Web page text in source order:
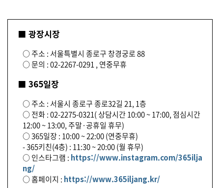
■ 광장시장
○ 주소 : 서울특별시 종로구 창경궁로 88
○ 문의 : 02-2267-0291 , 연중무휴
■ 365일장
○ 주소 : 서울시 종로구 종로32길 21, 1층
○ 전화 : 02-2275-0321( 상담시간 10:00 ~ 17:00, 점심시간
12:00 ~ 13:00, 주말·공휴일 휴무)
○ 365일장 : 10:00 ~ 22:00 (연중무휴)
- 365키친(4층) : 11:30 ~ 20:00 (월 휴무)
○ 인스타그램 : https://www.instagram.com/365ilja
ng/
○ 홈페이지 : https://www.365iljang.kr/